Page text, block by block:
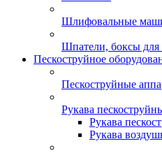
Шлифовальные
Шпатели, боксы для
Пескоструйное
Пескоструйные
Рукава
Рукава
Рукава